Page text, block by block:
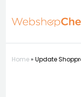
Home» Update